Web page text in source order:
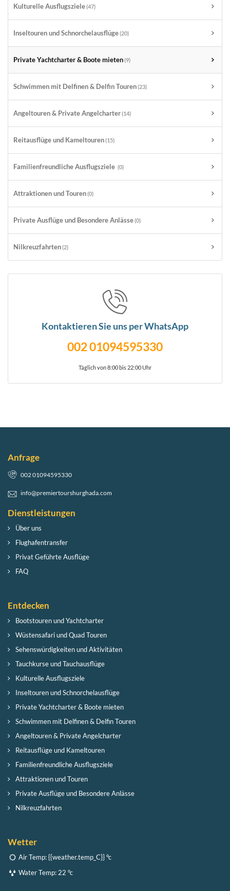
Kulturelle Ausflugsziele(47)
Inseltouren und Schnorchelausflüge(20)
Private Yachtcharter & Boote mieten(9)
Schwimmen mit Delfinen & Delfin Touren(23)
Angeltouren & Private Angelcharter(14)
Reitausflüge und Kameltouren(15)
Familienfreundliche Ausflugsziele (0)
Attraktionen und Touren(0)
Private Ausflüge und Besondere Anlässe(0)
Nilkreuzfahrten(2)
Kontaktieren Sie uns per WhatsApp
002 01094595330
Täglich von 8:00 bis 22:00 Uhr
Anfrage
002 01094595330
info@premiertourshurghada.com
Dienstleistungen
Über uns
Flughafentransfer
Privat Geführte Ausflüge
FAQ
Entdecken
Bootstouren und Yachtcharter
Wüstensafari und Quad Touren
Sehenswürdigkeiten und Aktivitäten
Tauchkurse und Tauchausflüge
Kulturelle Ausflugsziele
Inseltouren und Schnorchelausflüge
Private Yachtcharter & Boote mieten
Schwimmen mit Delfinen & Delfin Touren
Angeltouren & Private Angelcharter
Reitausflüge und Kameltouren
Familienfreundliche Ausflugsziele
Attraktionen und Touren
Private Ausflüge und Besondere Anlässe
Nilkreuzfahrten
Wetter
Air Temp:{{weather.temp_C}} °c
Water Temp:22 °c